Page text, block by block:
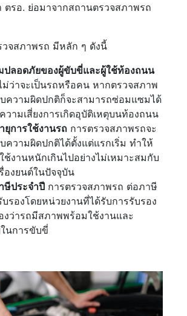
ตรอ. ย่อมาจากสถานตรวจสภาพรถ
วจสภาพรถ มีหลัก ๆ ดังนี้
ปลอดภัยของผู้ขับขี่และผู้ใช้ท้องถนน
ว่าจะเป็นรถหรือคน หากตรวจสภาพ
ความผิดปกติก็จะสามารถซ่อมแซมได้
ามเสี่ยงการเกิดอุบัติเหตุบนท้องถนน
ยุการใช้งานรถ การตรวจสภาพรถจะ
ความผิดปกติได้ตั้งแต่แรกเริ่ม ทำให้
ช้งานหนักเกินไปอย่างไม่เหมาะสมกับ
องยนต์ในปัจจุบัน
ษีประจำปี การตรวจสภาพรถ ต่อภาษี
บรองโดยหน่วยงานที่ได้รับการรับรอง
งว่ารถมีสภาพพร้อมใช้งานและ
นการขับขี่